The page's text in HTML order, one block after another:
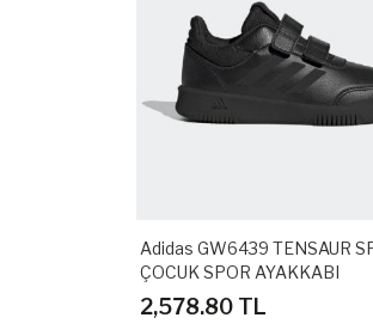
Adidas GW6439 TENSAUR
ÇOCUK SPOR AYAKKABI
2,578.80 TL